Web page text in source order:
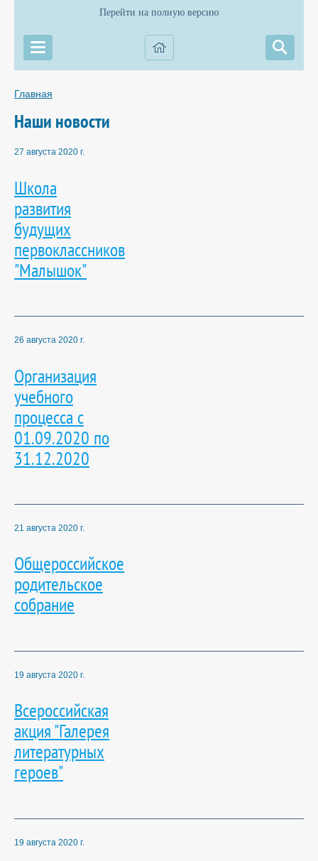
Перейти на полную версию
Главная
Наши новости
27 августа 2020 г.
Школа
развития
будущих
первоклассников
"Малышок"
26 августа 2020 г.
Организация
учебного
процесса с
01.09.2020 по
31.12.2020
21 августа 2020 г.
Общероссийское
родительское
собрание
19 августа 2020 г.
Всероссийская
акция "Галерея
литературных
героев"
19 августа 2020 г.